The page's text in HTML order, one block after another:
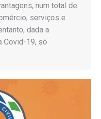
num total de
serviços e
dada a
Covid-19, só